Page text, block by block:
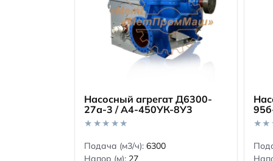
Насосный агрегат Д6300-
27а-3 / А4-450УК-8У3
0
o
Подача (м3/ч): 6300
Напор (м): 27
0
o